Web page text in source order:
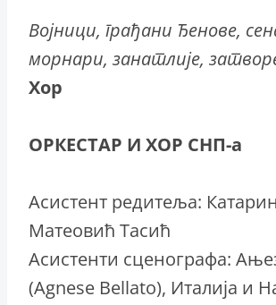
Војници, грађани Ђенове,
морнари, занатлије,
Хор
ОРКЕСТАР И ХОР СНП-а
Асистент редитеља:
Матеовић Тасић
Асистенти сценографа:
(Agnese Bellato), Италија и